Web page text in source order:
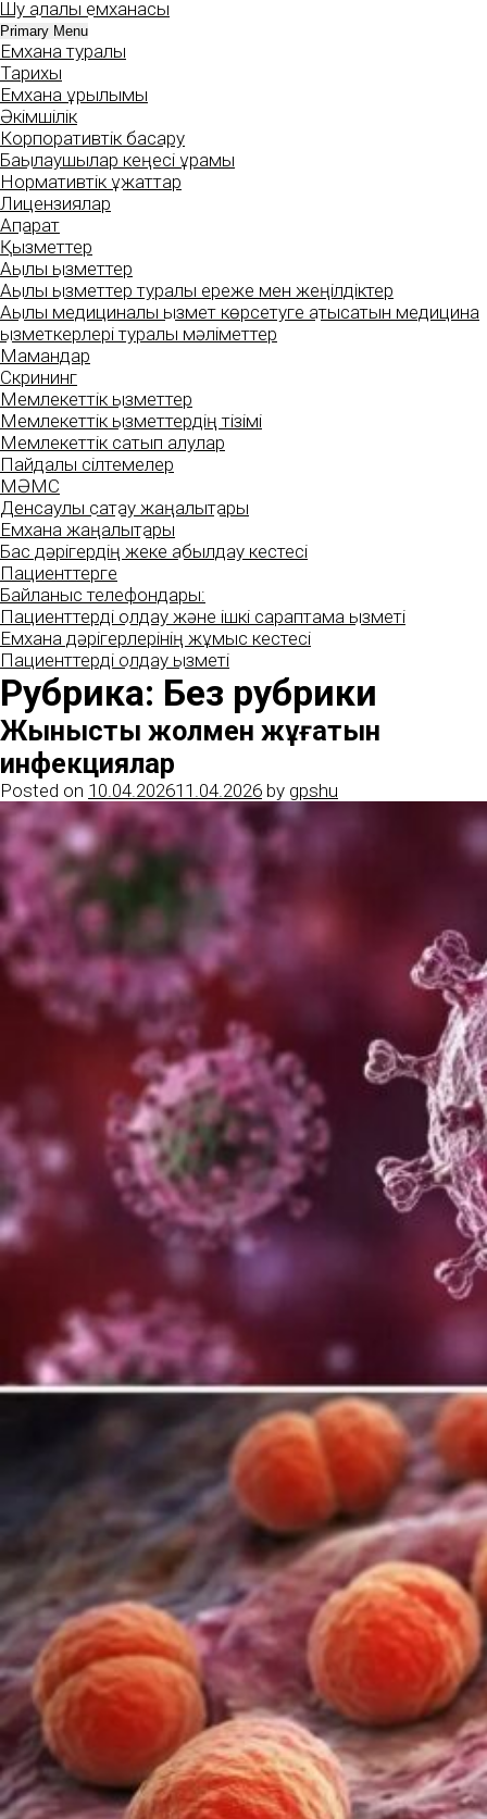
Skip
to
content
Шу қалалық емханасы
Primary Menu
Емхана туралы
Тарихы
Емхана құрылымы
Әкімшілік
Корпоративтік басқару
Бақылаушылар кеңесі құрамы
Нормативтік құжаттар
Лицензиялар
Ақпарат
Қызметтер
Ақылы қызметтер
Ақылы қызметтер туралы ереже мен жеңілдіктер
Ақылы медициналық қызмет көрсетуге қатысатын медицина
қызметкерлері туралы мәліметтер
Мамандар
Скрининг
Мемлекеттік қызметтер
Мемлекеттік қызметтердің тізімі
Мемлекеттік сатып алулар
Пайдалы сілтемелер
МӘМС
Денсаулық сақтау жаңалықтары
Емхана жаңалықтары
Бас дәрігердің жеке қабылдау кестесі
Пациенттерге
Байланыс телефондары:
Пациенттерді қолдау және ішкі сараптама қызметі
Емхана дәрігерлерінің жұмыс кестесі
Пациенттерді қолдау қызметі
Рубрика: Без рубрики
Жыныстық жолмен жұғатын
инфекциялар
Posted on 10.04.202611.04.2026 by gpshu